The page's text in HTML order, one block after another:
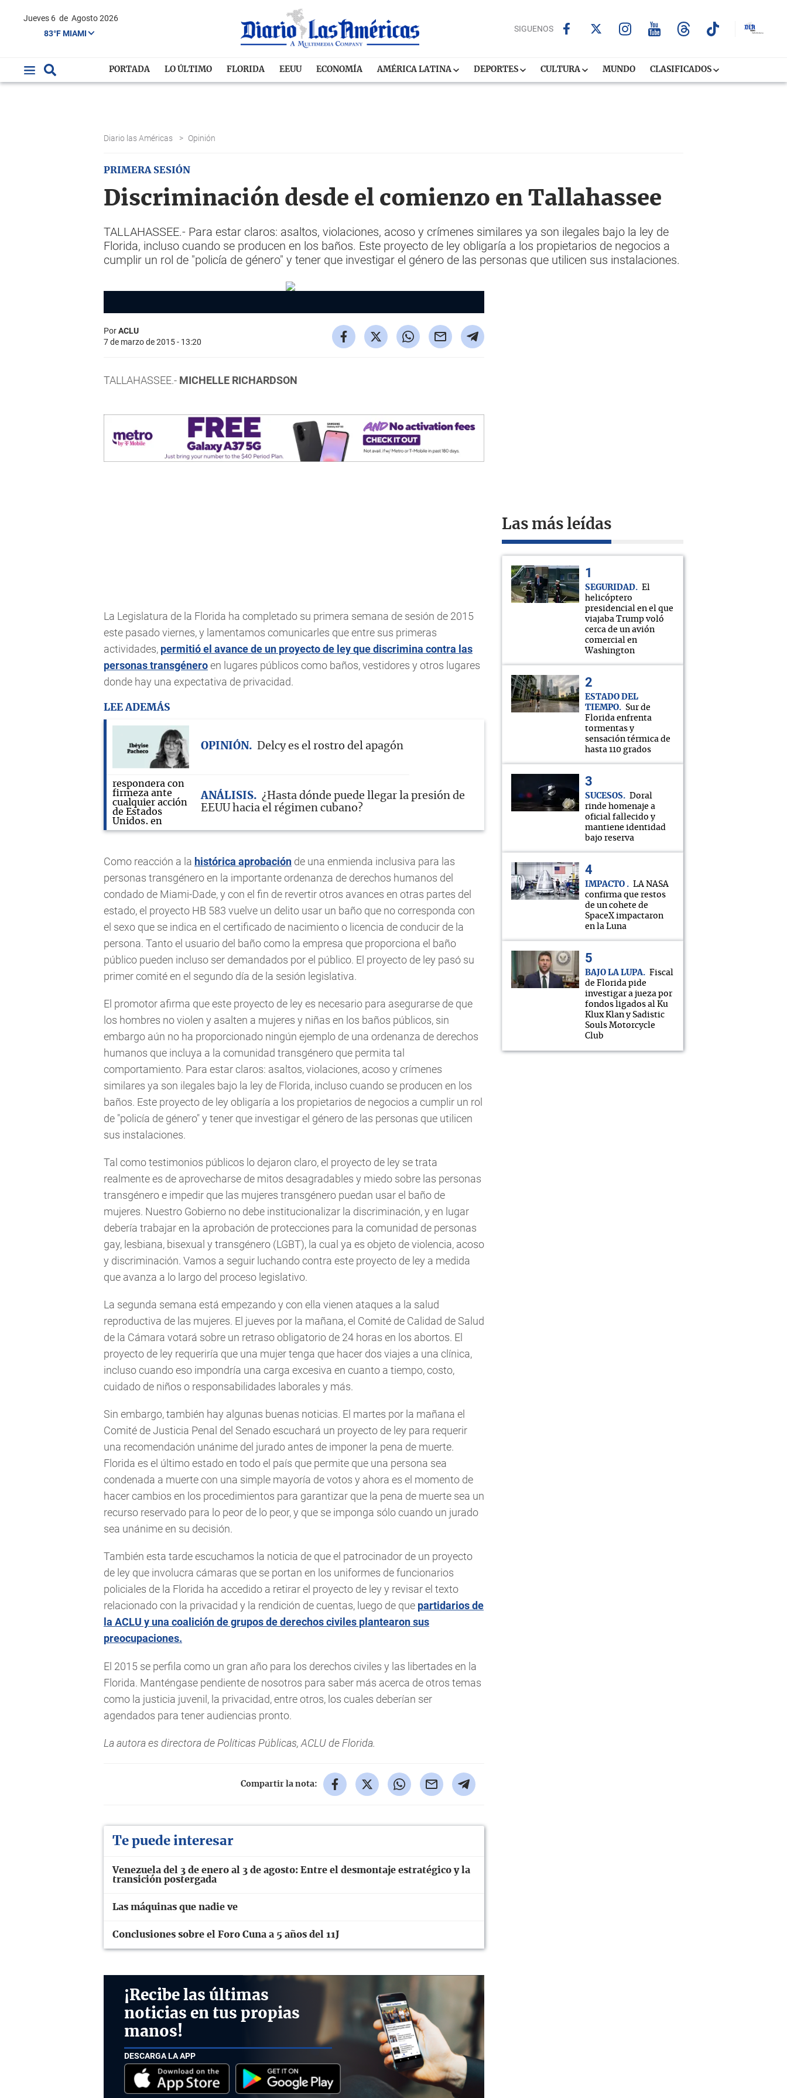
Jueves 6 de Agosto 2026
83°F MIAMI
SIGUENOS
PORTADA LO ÚLTIMO FLORIDA EEUU ECONOMÍA AMÉRICA LATINA DEPORTES CULTURA MUNDO CLASIFICADOS
Diario las Américas > Opinión
PRIMERA SESIÓN
Discriminación desde el comienzo en Tallahassee
TALLAHASSEE.- Para estar claros: asaltos, violaciones, acoso y crímenes similares ya son ilegales bajo la ley de
Florida, incluso cuando se producen en los baños. Este proyecto de ley obligaría a los propietarios de negocios a
cumplir un rol de "policía de género" y tener que investigar el género de las personas que utilicen sus instalaciones.
PorACLU
7 de marzo de 2015 - 13:20
TALLAHASSEE.- MICHELLE RICHARDSON
La Legislatura de la Florida ha completado su primera semana de sesión de 2015
este pasado viernes, y lamentamos comunicarles que entre sus primeras
actividades, permitió el avance de un proyecto de ley que discrimina contra las
personas transgéneroen lugares públicos como baños, vestidores y otros lugares
donde hay una expectativa de privacidad.
LEE ADEMÁS
OPINIÓN Delcy es el rostro del apagón
ANÁLISIS
¿Hasta dónde puede llegar la presión de
EEUU hacia el régimen cubano?
Como reacción a la histórica aprobación de una enmienda inclusiva para las
personas transgénero en la importante ordenanza de derechos humanos del
condado de Miami-Dade, y con el fin de revertir otros avances en otras partes del
estado, el proyecto HB 583 vuelve un delito usar un baño que no corresponda con
el sexo que se indica en el certificado de nacimiento o licencia de conducir de la
persona. Tanto el usuario del baño como la empresa que proporciona el baño
público pueden incluso ser demandados por el público. El proyecto de ley pasó su
primer comité en el segundo día de la sesión legislativa.
El promotor afirma que este proyecto de ley es necesario para asegurarse de que
los hombres no violen y asalten a mujeres y niñas en los baños públicos, sin
embargo aún no ha proporcionado ningún ejemplo de una ordenanza de derechos
humanos que incluya a la comunidad transgénero que permita tal
comportamiento. Para estar claros: asaltos, violaciones, acoso y crímenes
similares ya son ilegales bajo la ley de Florida, incluso cuando se producen en los
baños. Este proyecto de ley obligaría a los propietarios de negocios a cumplir un rol
de "policía de género" y tener que investigar el género de las personas que utilicen
sus instalaciones.
Tal como testimonios públicos lo dejaron claro, el proyecto de ley se trata
realmente es de aprovecharse de mitos desagradables y miedo sobre las personas
transgénero e impedir que las mujeres transgénero puedan usar el baño de
mujeres. Nuestro Gobierno no debe institucionalizar la discriminación, y en lugar
debería trabajar en la aprobación de protecciones para la comunidad de personas
gay, lesbiana, bisexual y transgénero (LGBT), la cual ya es objeto de violencia, acoso
y discriminación. Vamos a seguir luchando contra este proyecto de ley a medida
que avanza a lo largo del proceso legislativo.
La segunda semana está empezando y con ella vienen ataques a la salud
reproductiva de las mujeres. El jueves por la mañana, el Comité de Calidad de Salud
de la Cámara votará sobre un retraso obligatorio de 24 horas en los abortos. El
proyecto de ley requeriría que una mujer tenga que hacer dos viajes a una clínica,
incluso cuando eso impondría una carga excesiva en cuanto a tiempo, costo,
cuidado de niños o responsabilidades laborales y más.
Sin embargo, también hay algunas buenas noticias. El martes por la mañana el
Comité de Justicia Penal del Senado escuchará un proyecto de ley para requerir
una recomendación unánime del jurado antes de imponer la pena de muerte.
Florida es el último estado en todo el país que permite que una persona sea
condenada a muerte con una simple mayoría de votos y ahora es el momento de
hacer cambios en los procedimientos para garantizar que la pena de muerte sea un
recurso reservado para lo peor de lo peor, y que se imponga sólo cuando un jurado
sea unánime en su decisión.
También esta tarde escuchamos la noticia de que el patrocinador de un proyecto
de ley que involucra cámaras que se portan en los uniformes de funcionarios
policiales de la Florida ha accedido a retirar el proyecto de ley y revisar el texto
relacionado con la privacidad y la rendición de cuentas, luego de que partidarios de
la ACLU y una coalición de grupos de derechos civiles plantearon sus
preocupaciones.
El 2015 se perfila como un gran año para los derechos civiles y las libertades en la
Florida. Manténgase pendiente de nosotros para saber más acerca de otros temas
como la justicia juvenil, la privacidad, entre otros, los cuales deberían ser
agendados para tener audiencias pronto.
La autora es directora de Políticas Públicas, ACLU de Florida.
Compartir la nota:
Te puede interesar
Venezuela del 3 de enero al 3 de agosto: Entre el desmontaje estratégico y la
transición postergada
Las máquinas que nadie ve
Conclusiones sobre el Foro Cuna a 5 años del 11J
¡Recibe las últimas
noticias en tus propias
manos!
DESCARGA LA APP
Las más leídas
SEGURIDAD
El
helicóptero
presidencial en el que
viajaba Trump voló
cerca de un avión
comercial en
Washington
ESTADO DEL
TIEMPO
Sur de
Florida enfrenta
tormentas y
sensación térmica de
hasta 110 grados
SUCESOS
Doral
rinde homenaje a
oficial fallecido y
mantiene identidad
bajo reserva
IMPACTO
LA NASA
confirma que restos
de un cohete de
SpaceX impactaron
en la Luna
BAJO LA LUPA
Fiscal
de Florida pide
investigar a jueza por
fondos ligados al Ku
Klux Klan y Sadistic
Souls Motorcycle
Club